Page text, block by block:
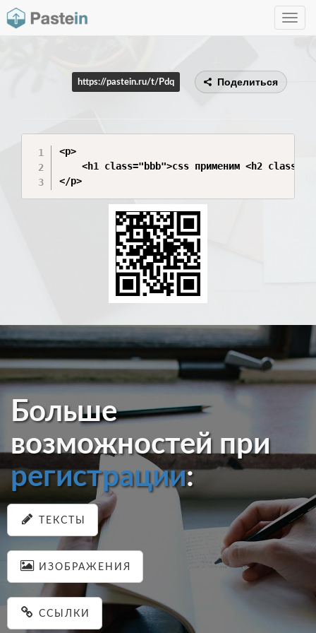
Toggle
https://pastein.ru/t/Pdq Поделиться
<p>
<h1 class="bbb">css применим <h2
</p>
Больше
возможностей при
регистрации:
ТЕКСТЫ
ИЗОБРАЖЕНИЯ
ССЫЛКИ